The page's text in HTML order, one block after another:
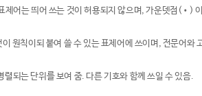
어는 띄어 쓰는 것이 허용되지 않으며, 가운뎃점(•)
원칙이되 붙여 쓸 수 있는 표제어에 쓰이며, 전문어와
되는 단위를 보여 줌. 다른 기호와 함께 쓰일 수 있음.